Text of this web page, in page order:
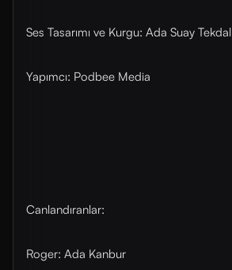
Ses Tasarımı ve Kurgu: Ada Suay Tekdal
Yapımcı: Podbee Media
Canlandıranlar:
Roger: Ada Kanbur